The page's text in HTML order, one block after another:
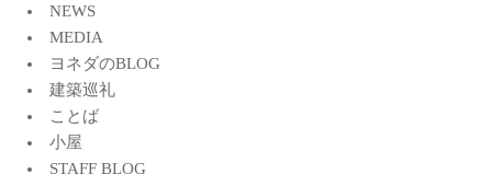
NEWS
MEDIA
ヨネダのBLOG
建築巡礼
ことば
小屋
STAFF BLOG